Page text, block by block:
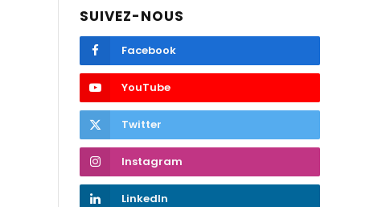
SUIVEZ-NOUS
Facebook
YouTube
Twitter
Instagram
LinkedIn